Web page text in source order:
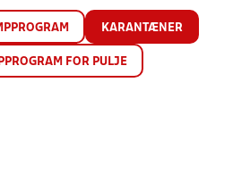
KARANTÆNER
FOR PULJE